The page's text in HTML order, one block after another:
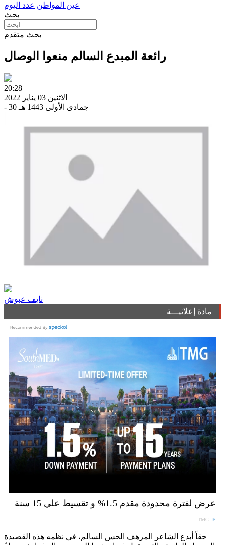
عين المواطن عدد اليوم
بحث
بحث متقدم
رائعة المبدع السالم منعوا الوصال
20:28
الاثنين 03 يناير 2022
- 30 جمادى الأولى 1443 هـ
نايف عبوش
مادة إعلانيـــة
عرض لفترة محدودة مقدم 1.5% و تقسيط علي 15 سنة
TMG
حقاً أبدع الشاعر المرهف الحس السالم، في نظمه هذه القصيدة